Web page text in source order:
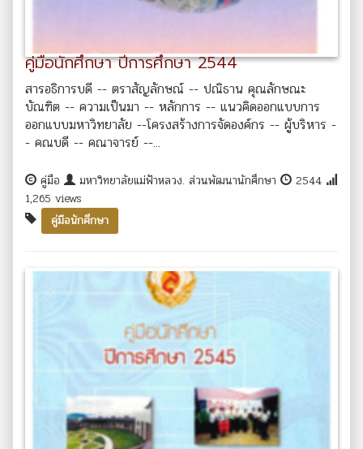
คู่มือนักศึกษา ปีการศึกษา 2544
สารอธิการบดี -- ตราสัญลักษณ์ -- ปณิธาน คุณลักษณะ
บัณฑิต -- ความเป็นมา -- หลักการ -- แนวคิดออกแบบการ
ออกแบบมหาวิทยาลัย --โครงสร้างการจัดองค์กร -- ผู้บริหาร -
- คณบดี -- คณาจารย์ --...
คู่มือ มหาวิทยาลัยแม่ฟ้าหลวง. ส่วนพัฒนานักศึกษา
2544
1,265 views
คู่มือนักศึกษา